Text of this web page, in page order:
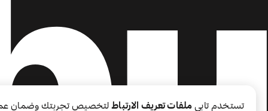
تستخدم تابي ملفات تعريف الارتباطلتخصيص تجربتك وضمان